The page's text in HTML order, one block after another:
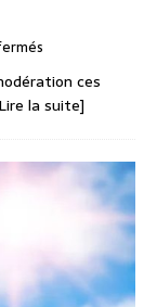
ces
la suite]